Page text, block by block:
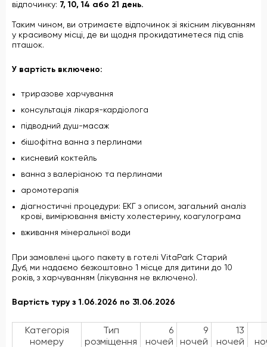
відпочинку: 7, 10, 14 або 21 день.
Таким чином, ви отримаєте відпочинок зі якісним лікуванням
у красивому місці, де ви щодня прокидатиметеся під спів
пташок.
У вартість включено:
триразове харчування
консультація лікаря-кардіолога
підводний душ-масаж
бішофітна ванна з перлинами
кисневий коктейль
ванна з валеріаною та перлинами
аромотерапія
діагностичні процедури: ЕКГ з описом, загальний аналіз
крові, вимірювання вмісту холестерину, коагулограма
вживання мінеральної води
При замовлені цього пакету в готелі VitaPark Старий
Дуб, ми надаємо безкоштовно 1 місце для дитини до 10
років, з харчуванням (лікування не включено).
Вартість туру з 1.06.2026 по 31.06.2026
Категорія
номеру
Тип
розміщення
6
ночей
9
ночей
13
ночей